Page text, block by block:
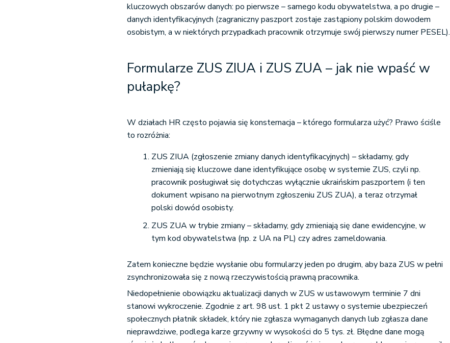
kluczowych obszarów danych: po pierwsze – samego kodu obywatelstwa, a po drugie –
danych identyfikacyjnych (zagraniczny paszport zostaje zastąpiony polskim dowodem
osobistym, a w niektórych przypadkach pracownik otrzymuje swój pierwszy numer PESEL).
Formularze ZUS ZIUA i ZUS ZUA – jak nie wpaść w
pułapkę?
W działach HR często pojawia się konsternacja – którego formularza użyć? Prawo ściśle
to rozróżnia:
ZUS ZIUA (zgłoszenie zmiany danych identyfikacyjnych) – składamy, gdy
zmieniają się kluczowe dane identyfikujące osobę w systemie ZUS, czyli np.
pracownik posługiwał się dotychczas wyłącznie ukraińskim paszportem (i ten
dokument wpisano na pierwotnym zgłoszeniu ZUS ZUA), a teraz otrzymał
polski dowód osobisty.
ZUS ZUA w trybie zmiany – składamy, gdy zmieniają się dane ewidencyjne, w
tym kod obywatelstwa (np. z UA na PL) czy adres zameldowania.
Zatem konieczne będzie wysłanie obu formularzy jeden po drugim, aby baza ZUS w pełni
zsynchronizowała się z nową rzeczywistością prawną pracownika.
Niedopełnienie obowiązku aktualizacji danych w ZUS w ustawowym terminie 7 dni
stanowi wykroczenie. Zgodnie z art. 98 ust. 1 pkt 2 ustawy o systemie ubezpieczeń
społecznych płatnik składek, który nie zgłasza wymaganych danych lub zgłasza dane
nieprawdziwe, podlega karze grzywny w wysokości do 5 tys. zł. Błędne dane mogą